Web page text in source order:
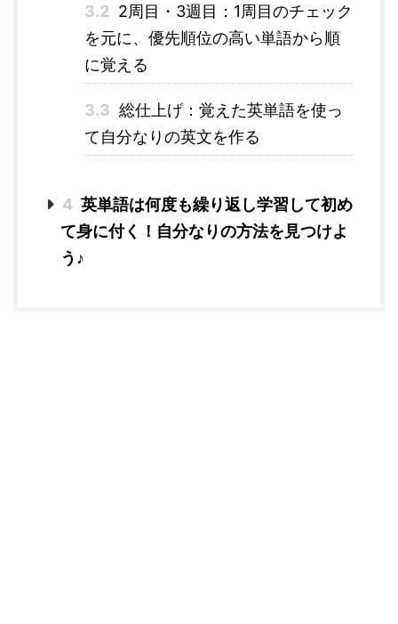
3.2 2周目・3週目：1周目のチェック
を元に、優先順位の高い単語から順
に覚える
3.3 総仕上げ：覚えた英単語を使っ
て自分なりの英文を作る
4 英単語は何度も繰り返し学習して初め
て身に付く！自分なりの方法を見つけよ
う♪